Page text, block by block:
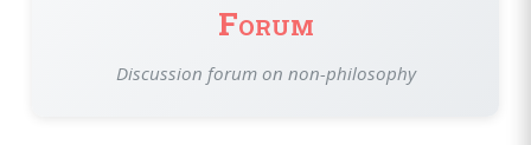
Forum
Discussion forum on non-philosophy